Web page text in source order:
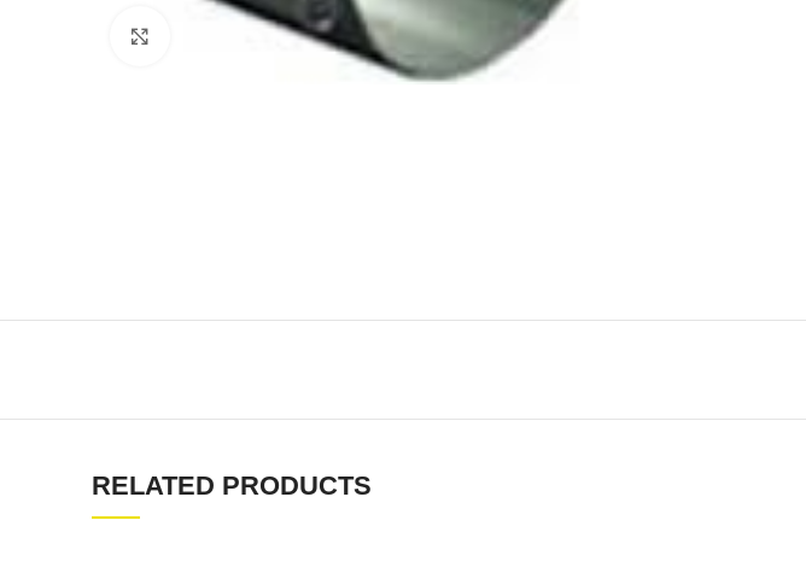
Haga Click para agrandar
RELATED PRODUCTS